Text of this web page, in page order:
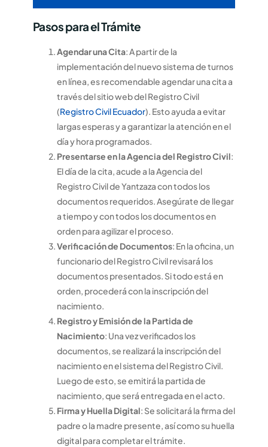
Pasos para el Trámite
Agendar una Cita: A partir de la
implementación del nuevo sistema de turnos
en línea, es recomendable agendar una cita a
través del sitio web del Registro Civil
(Registro Civil Ecuador). Esto ayuda a evitar
largas esperas y a garantizar la atención en el
día y hora programados.
Presentarse en la Agencia del Registro Civil:
El día de la cita, acude a la Agencia del
Registro Civil de Yantzaza con todos los
documentos requeridos. Asegúrate de llegar
a tiempo y con todos los documentos en
orden para agilizar el proceso.
Verificación de Documentos: En la oficina, un
funcionario del Registro Civil revisará los
documentos presentados. Si todo está en
orden, procederá con la inscripción del
nacimiento.
Registro y Emisión de la Partida de
Nacimiento: Una vez verificados los
documentos, se realizará la inscripción del
nacimiento en el sistema del Registro Civil.
Luego de esto, se emitirá la partida de
nacimiento, que será entregada en el acto.
Firma y Huella Digital: Se solicitará la firma del
padre o la madre presente, así como su huella
digital para completar el trámite.